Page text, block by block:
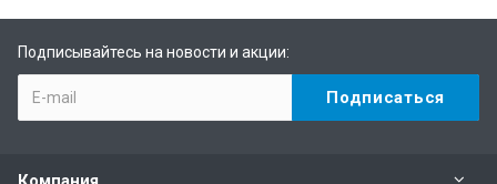
Подписывайтесь на новости и акции: